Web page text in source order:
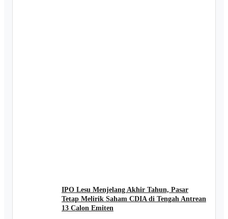
IPO Lesu Menjelang Akhir Tahun, Pasar
Tetap Melirik Saham CDIA di Tengah Antrean
13 Calon Emiten